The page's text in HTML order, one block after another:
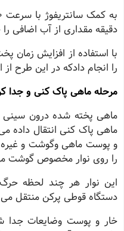
دقیقه مقدارى از آب اضافى
با استفاده از افزایش زمان
را انجام دادکه در این طرح
مرحله ماهى پاک کنى و
ماهى پخته شده درون سینى
ماهى پاک کنى انتقال داده
و پوست ماهى وگوشت و
را روى نوار مخصوص گوشت
این نوار هر چند لحظه
دستگاه قوطى پرکن منتقل مى
خار و پوست وضایعات جدا